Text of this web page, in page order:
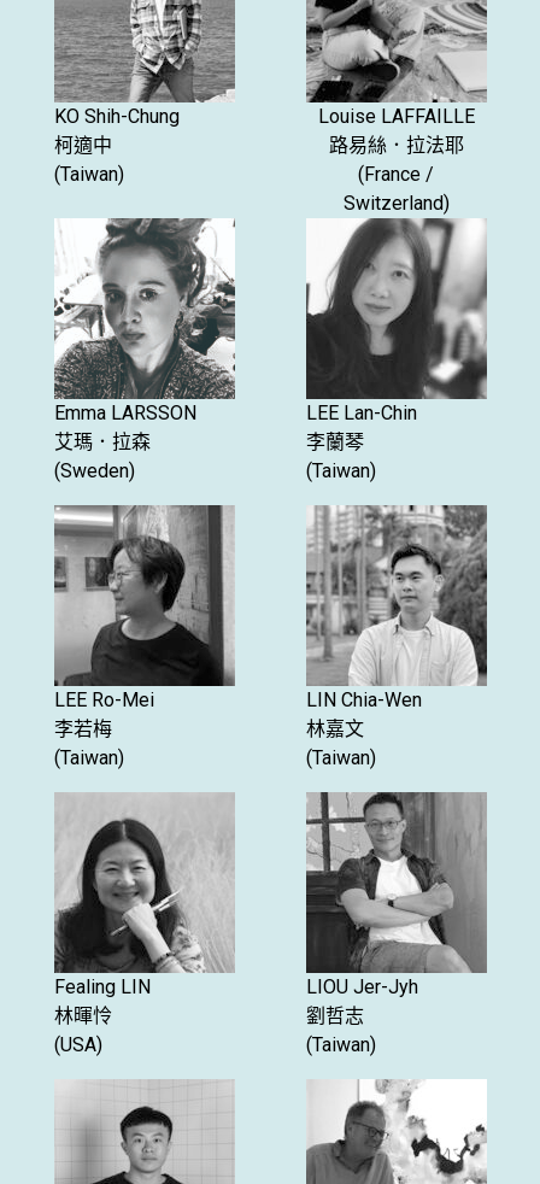
KO Shih-Chung
柯適中
(Taiwan)
Louise LAFFAILLE
路易絲．拉法耶
(France /
Switzerland)
Emma LARSSON
艾瑪．拉森
(Sweden)
LEE Lan-Chin
李蘭琴
(Taiwan)
LEE Ro-Mei
李若梅
(Taiwan)
LIN Chia-Wen
林嘉文
(Taiwan)
Fealing LIN
林暉怜
(USA)
LIOU Jer-Jyh
劉哲志
(Taiwan)